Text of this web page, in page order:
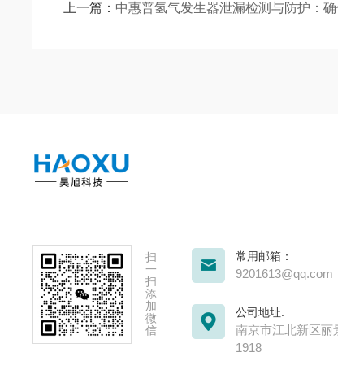
上一篇： 中惠普氢气发生器泄漏检测与防护：
扫
一
扫
添
加
微
信
常用邮箱：
9201613@qq.com
公司地址:
南京市江北新区丽
1918